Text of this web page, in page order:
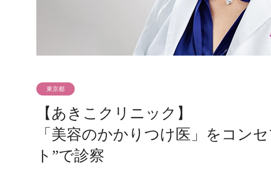
東京都
【あきこクリニック】
「美容のかかりつけ医」をコン
ト”で診察